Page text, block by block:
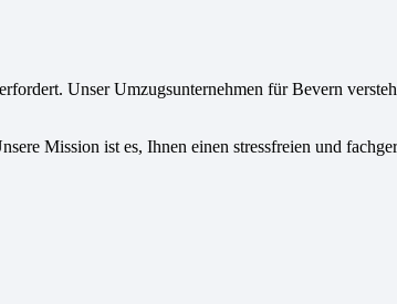
Unser Umzugsunternehmen für Bevern
Mission ist es, Ihnen einen stressfreien und